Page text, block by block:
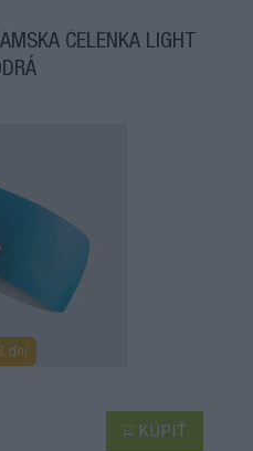
ČELENKA LIGHT
dní
KÚPIŤ